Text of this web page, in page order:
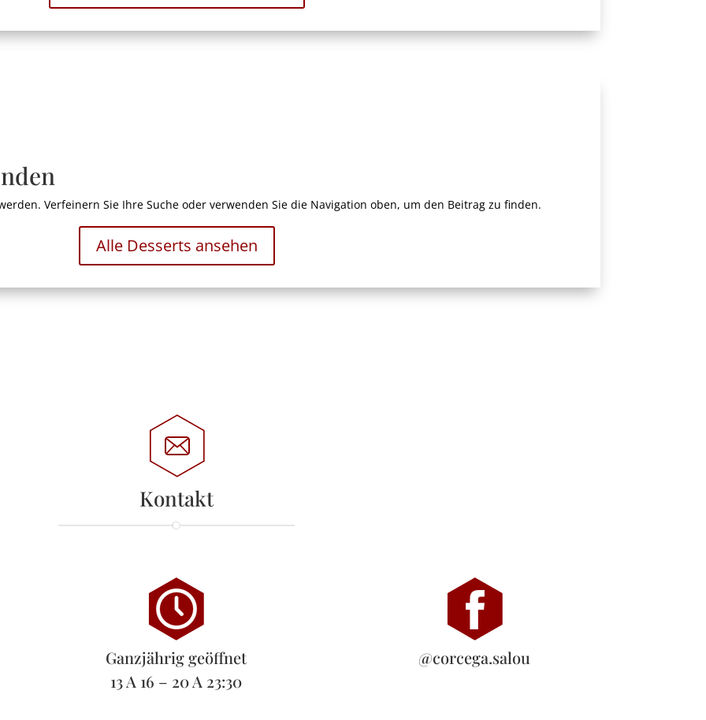
Verfeinern Sie Ihre Suche oder verwenden Sie die Navigation oben, um den Beitrag zu finden.
Alle Desserts ansehen
Kontakt
Ganzjährig geöffnet
13 A 16 – 20 A 23:30
@corcega.salou